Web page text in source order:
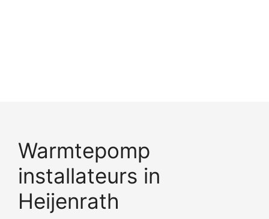
Warmtepomp
installateurs in
Heijenrath